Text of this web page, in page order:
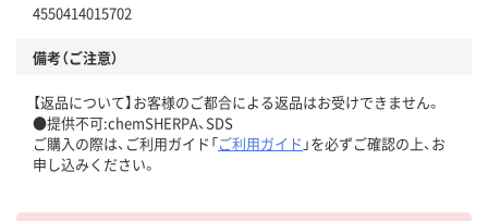
4550414015702
備考（ご注意）
【返品について】お客様のご都合による返品はお受けできません。
●提供不可:chemSHERPA、SDS
ご購入の際は、ご利用ガイド「ご利用ガイド 」を必ずご確認の上、お
申し込みください。